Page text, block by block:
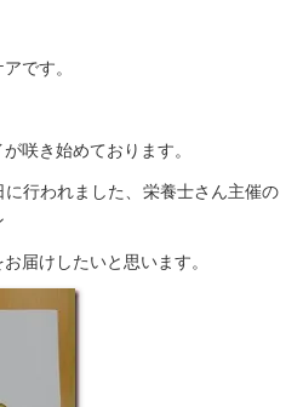
です。
咲き始めております。
行われました、栄養士さん主催の
届けしたいと思います。